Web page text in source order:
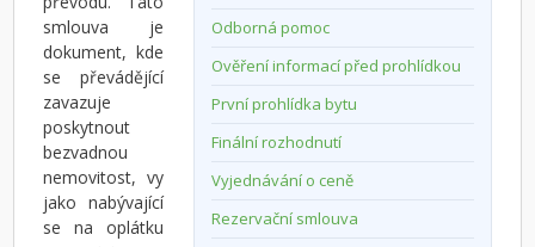
Odborná pomoc
Ověření informací před prohlídkou
První prohlídka bytu
Finální rozhodnutí
Vyjednávání o ceně
Rezervační smlouva
smlouva je
dokument, kde
se převádějící
zavazuje
poskytnout
bezvadnou
nemovitost, vy
jako nabývající
se na oplátku